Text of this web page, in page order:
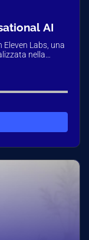
AI
Labs, una
nella